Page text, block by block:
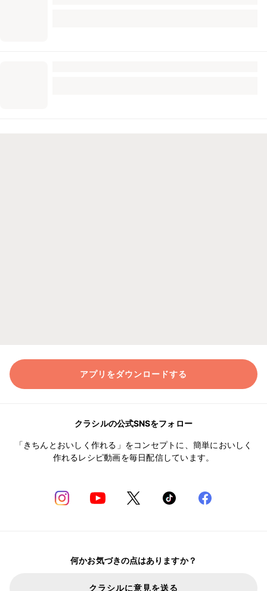
アプリをダウンロードする
クラシルの公式SNSをフォロー
「きちんとおいしく作れる」をコンセプトに、簡単においしく
作れるレシピ動画を毎日配信しています。
何かお気づきの点はありますか？
クラシルに意見を送る